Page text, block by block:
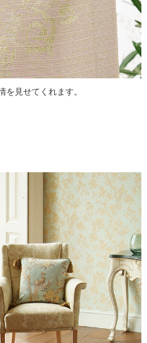
見せてくれます。